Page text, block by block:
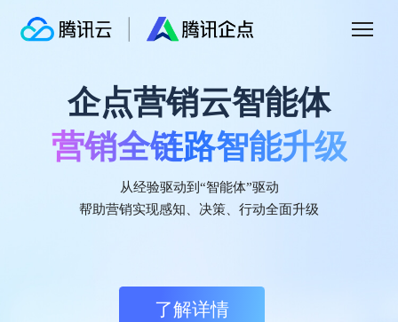
企点营销云智能体
营销全链路智能升级
从经验驱动到“智能体”驱动
帮助营销实现感知、决策、行动全面升级
了解详情
腾讯企点营销云
IDC认证中国客户数据平台市场份额第一
持续领跑中国CDP市场
腾讯企点营销云
智能驱动私域增长
基于腾讯社交生态连接公私域的，一体化、场
景化、智能化营销云，助力企业通过数智驱动